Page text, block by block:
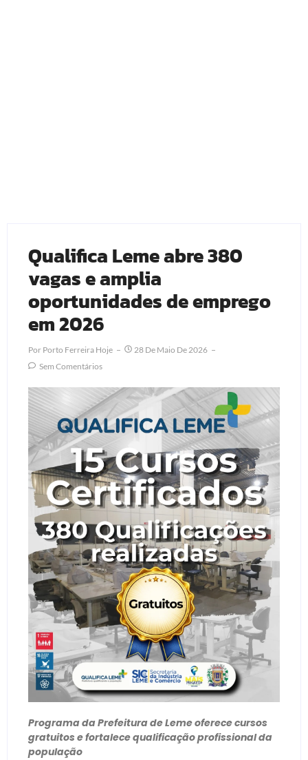
Qualifica Leme abre 380
vagas e amplia
oportunidades de emprego
em 2026
Por Porto Ferreira Hoje
28 De Maio De 2026
Sem Comentários
Programa da Prefeitura de Leme oferece cursos
gratuitos e fortalece qualificação profissional da
população